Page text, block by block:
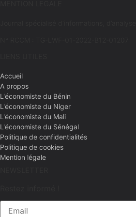
Accueil
A propos
L'économiste du Bénin
L'économiste du Niger
L'économiste du Mali
L'économiste du Sénégal
Politique de confidentialités
Politique de cookies
Mention légale